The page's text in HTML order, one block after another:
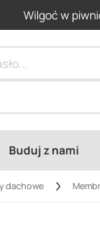
Wilgoć w
Buduj z nami
dachowe